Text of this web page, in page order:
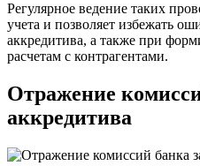
Регулярное ведение таких
учета и позволяет избежать
аккредитива, а также при
расчетам с контрагентами.
Отражение
аккредитива